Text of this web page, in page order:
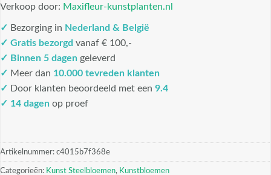
Verkoop door: Maxifleur-kunstplanten.nl
✓ Bezorging in Nederland & België
✓ Gratis bezorgd vanaf € 100,-
✓ Binnen 5 dagen geleverd
✓ Meer dan 10.000 tevreden klanten
✓ Door klanten beoordeeld met een 9.4
✓ 14 dagen op proef
Artikelnummer: c4015b7f368e
Categorieën: Kunst Steelbloemen, Kunstbloemen